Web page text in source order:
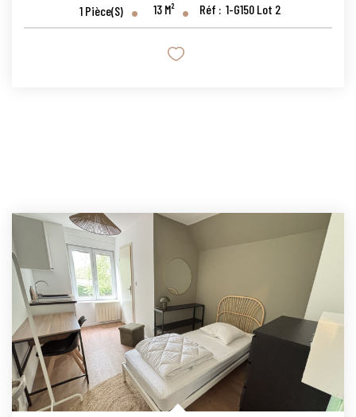
1 Pièce(s) 13 M² Réf : 1-G150 Lot 2